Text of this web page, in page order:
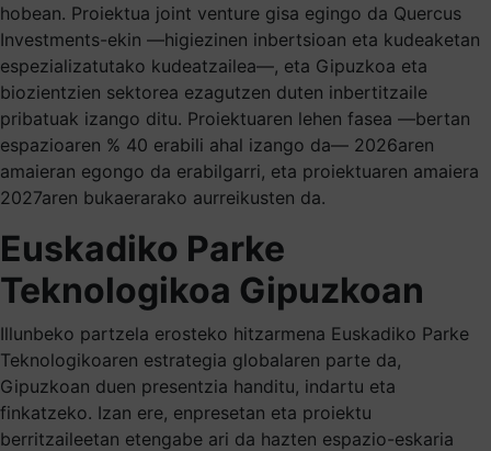
hobean. Proiektua joint venture gisa egingo da Quercus
Investments-ekin —higiezinen inbertsioan eta kudeaketan
espezializatutako kudeatzailea—, eta Gipuzkoa eta
biozientzien sektorea ezagutzen duten inbertitzaile
pribatuak izango ditu. Proiektuaren lehen fasea —bertan
espazioaren % 40 erabili ahal izango da— 2026aren
amaieran egongo da erabilgarri, eta proiektuaren amaiera
2027aren bukaerarako aurreikusten da.
Euskadiko Parke
Teknologikoa Gipuzkoan
Illunbeko partzela erosteko hitzarmena Euskadiko Parke
Teknologikoaren estrategia globalaren parte da,
Gipuzkoan duen presentzia handitu, indartu eta
finkatzeko. Izan ere, enpresetan eta proiektu
berritzaileetan etengabe ari da hazten espazio-eskaria